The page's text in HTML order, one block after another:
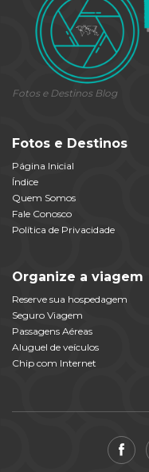
Fotos e Destinos Blog
Fotos e Destinos
Página Inicial
Índice
Quem Somos
Fale Conosco
Política de Privacidade
Organize a viagem
Reserve sua hospedagem
Seguro Viagem
Passagens Aéreas
Aluguel de veículos
Chip com Internet